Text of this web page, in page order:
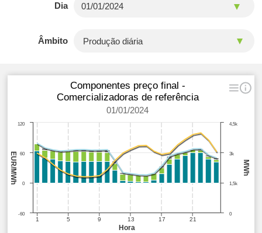
Dia
Âmbito
Hora
MWh
EUR/MWh
Componentes preço final -
Comercializadoras de referência
01/01/2024
1 5 9 13 17 21
0
3k
1,5k
4,5k
0
120
-60
60